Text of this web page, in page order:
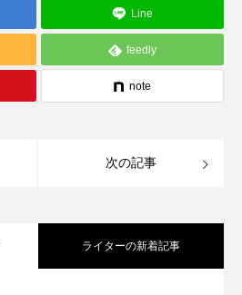
Line
feedly
note
次の記事
ライターの新着記事